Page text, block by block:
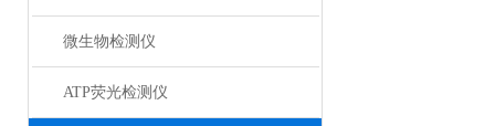
微生物检测仪
ATP荧光检测仪